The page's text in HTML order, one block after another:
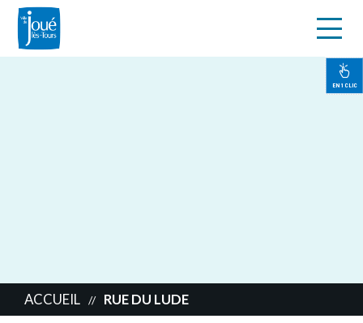
EN 1 CLIC
ACCUEIL // RUE DU LUDE